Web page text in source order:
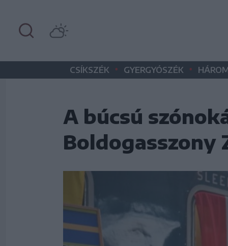
CSÍKSZÉK • GYERGYÓSZÉK •
A búcsú
Boldogasszony